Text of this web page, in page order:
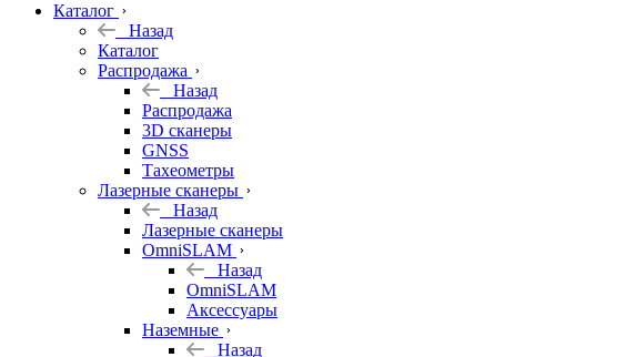
Каталог
Назад
Каталог
Распродажа
Назад
Распродажа
3D сканеры
GNSS
Тахеометры
Лазерные сканеры
Назад
Лазерные сканеры
OmniSLAM
Назад
OmniSLAM
Аксессуары
Наземные
Назад